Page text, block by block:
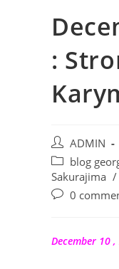
:
Auteur/autrice
de
la
publication :
ADMIN
Post
category:
blog
Sakurajima /
publication :
0
December 10